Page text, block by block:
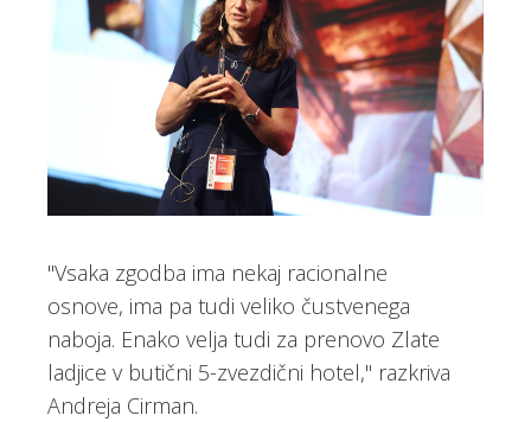
"Vsaka zgodba ima nekaj racionalne
osnove, ima pa tudi veliko čustvenega
naboja. Enako velja tudi za prenovo Zlate
ladjice v butični 5-zvezdični hotel," razkriva
Andreja Cirman.